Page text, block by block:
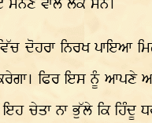
ਮੰਨਣ ਵਾਲੇ ਲੋਕ ਸਨ।
ਦੋਹਰਾ ਨਿਰਖ ਪਾਇਆ
ਫਿਰ ਇਸ ਨੂੰ ਆਪਣੇ
ਚੇਤਾ ਨਾ ਭੁੱਲੇ ਕਿ